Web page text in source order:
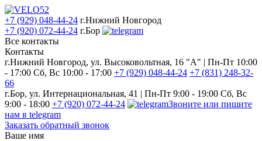
+7 (929) 048-44-24 г.Нижний Новгород
+7 (920) 072-44-24 г.Бор
Все контакты
Контакты
г.Нижний Новгород, ул. Высоковольтная, 16 "А" | Пн-Пт 10:00
- 17:00 Сб, Вс 10:00 - 17:00 +7 (929) 048-44-24 +7 (831) 248-32-
66
г.Бор, ул. Интернациональная, 41 | Пн-Пт 9:00 - 19:00 Сб, Вс
9:00 - 18:00 +7 (920) 072-44-24
Звоните или пишите
нам в telegram
Заказать обратный звонок
Ваше имя